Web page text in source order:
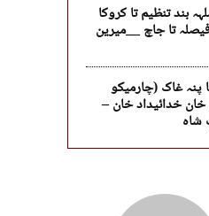
بند تنظیم تا کروکا
تا جاچ __میرین
پنہ غاک (چارمیکو
خدائیداد خان –
شاہ